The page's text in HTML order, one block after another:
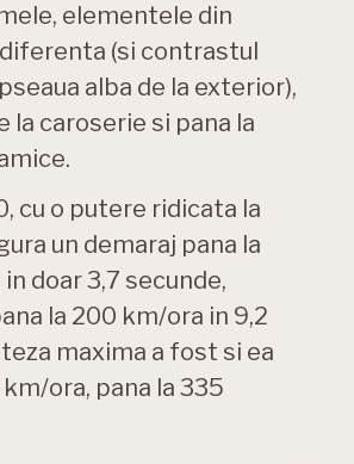
elementele din
(si contrastul
alba de la exterior),
la caroserie si pana la
cu o putere ridicata la
un demaraj pana la
doar 3,7 secunde,
la 200 km/ora in 9,2
maxima a fost si ea
ora, pana la 335